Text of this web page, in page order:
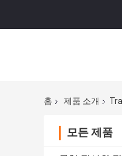
홈 제품 소개
모든 제품